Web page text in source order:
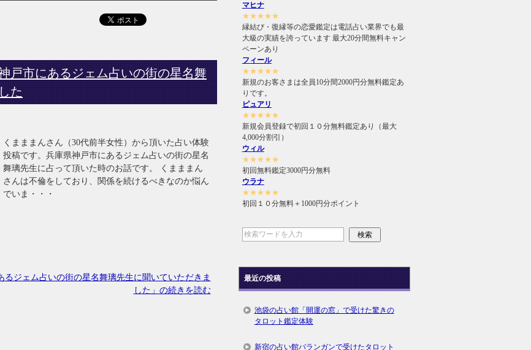
戸市にあるジェム占いの街の星名舞
た
くまままんさん（30代前半女性）から頂いた占い体験
投稿です。兵庫県神戸市にあるジェム占いの街の星名
舞璃先生に占って頂いた時のお話です。 くまままん
さんは不倫をしており、関係を続けるべきなのか悩ん
でいま・・・
るジェム占いの街の星名舞璃先生に聞いていただきま
した」の続きを読む
マヒナ
★★★★★
縁結び・復縁等の恋愛鑑定は電話占い業界でも最
大級の実績を誇っています 最大20分間無料キャン
ペーンあり
フィール
★★★★★
新規のお客さまは全員10分間2000円分無料鑑定あ
りです。
ピュアリ
★★★★★
新規会員登録で初回１０分無料鑑定あり（最大
4,000分割引）
ウィル
★★★★★
初回無料鑑定3000円分無料
ウラナ
★★★★★
初回１０分無料＋1000円分ポイント
最近の投稿
池袋の占い館「開運の窓」で受けた驚きの
タロット鑑定体験
新宿の占い館バランガンで受けたタロット